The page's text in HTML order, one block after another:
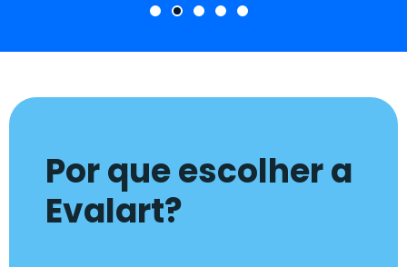
Por que escolher a
Evalart?